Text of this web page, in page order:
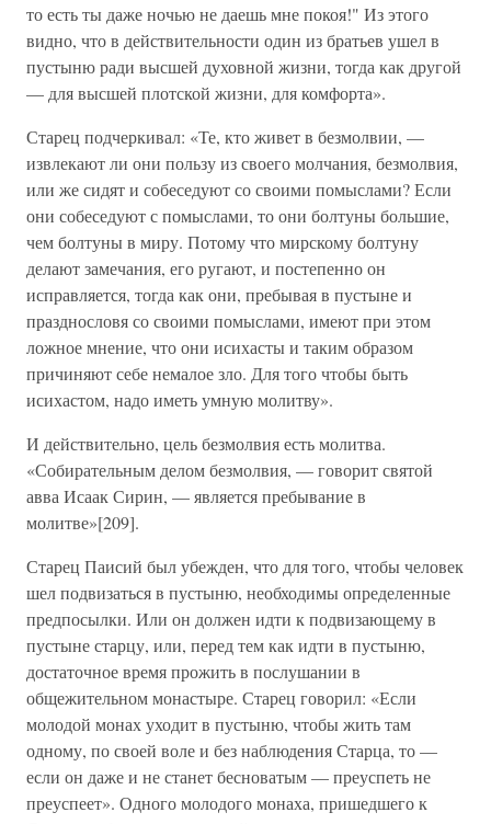
то есть ты даже ночью не даешь мне покоя!" Из этого
видно, что в действительности один из братьев ушел в
пустыню ради высшей духовной жизни, тогда как другой
— для высшей плотской жизни, для комфорта».
Старец подчеркивал: «Те, кто живет в безмолвии, —
извлекают ли они пользу из своего молчания, безмолвия,
или же сидят и собеседуют со своими помыслами? Если
они собеседуют с помыслами, то они болтуны большие,
чем болтуны в миру. Потому что мирскому болтуну
делают замечания, его ругают, и постепенно он
исправляется, тогда как они, пребывая в пустыне и
празднословя со своими помыслами, имеют при этом
ложное мнение, что они исихасты и таким образом
причиняют себе немалое зло. Для того чтобы быть
исихастом, надо иметь умную молитву».
И действительно, цель безмолвия есть молитва.
«Собирательным делом безмолвия, — говорит святой
авва Исаак Сирин, — является пребывание в
молитве»[209].
Старец Паисий был убежден, что для того, чтобы человек
шел подвизаться в пустыню, необходимы определенные
предпосылки. Или он должен идти к подвизающему в
пустыне старцу, или, перед тем как идти в пустыню,
достаточное время прожить в послушании в
общежительном монастыре. Старец говорил: «Если
молодой монах уходит в пустыню, чтобы жить там
одному, по своей воле и без наблюдения Старца, то —
если он даже и не станет бесноватым — преуспеть не
преуспеет». Одного молодого монаха, пришедшего к